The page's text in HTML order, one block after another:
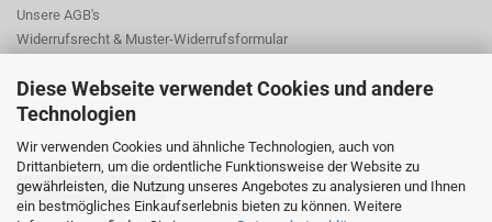
Diese Webseite verwendet Cookies und andere
Technologien
Wir verwenden Cookies und ähnliche Technologien, auch von
Drittanbietern, um die ordentliche Funktionsweise der Website zu
gewährleisten, die Nutzung unseres Angebotes zu analysieren und Ihnen
ein bestmögliches Einkaufserlebnis bieten zu können. Weitere
Unsere AGB's
Widerrufsrecht & Muster-Widerrufsformular
Privatsphäre und Datenschutz
Cookie Einstellungen
Vertrag widerrufen